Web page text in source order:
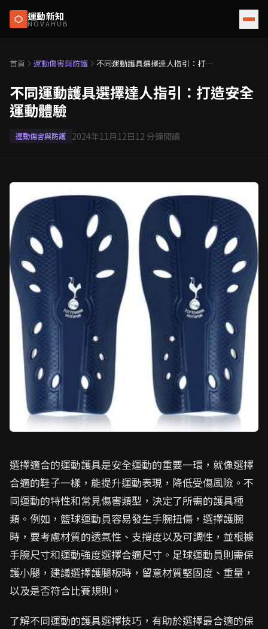
運動新知
NOVAHUB
首頁 運動傷害與防護
不同運動護具選擇達人指引：打造
不同運動護具選擇達人指引：打造安全
運動體驗
運動傷害與防護 2024年11月12日12 分鐘閱讀
選擇適合的運動護具是安全運動的重要一環，就像選擇
合適的鞋子一樣，能提升運動表現，降低受傷風險。不
同運動的特性和常見傷害類型，決定了所需的護具種
類。例如，籃球運動員容易發生手腕扭傷，選擇護腕
時，要考慮材質的透氣性、支撐度以及可調性，並根據
手腕尺寸和運動強度選擇合適尺寸。足球運動員則需保
護小腿，建議選擇護腿板時，留意材質堅固度、重量，
以及是否符合比賽規則。
了解不同運動的護具選擇技巧，有助於選擇最合適的保